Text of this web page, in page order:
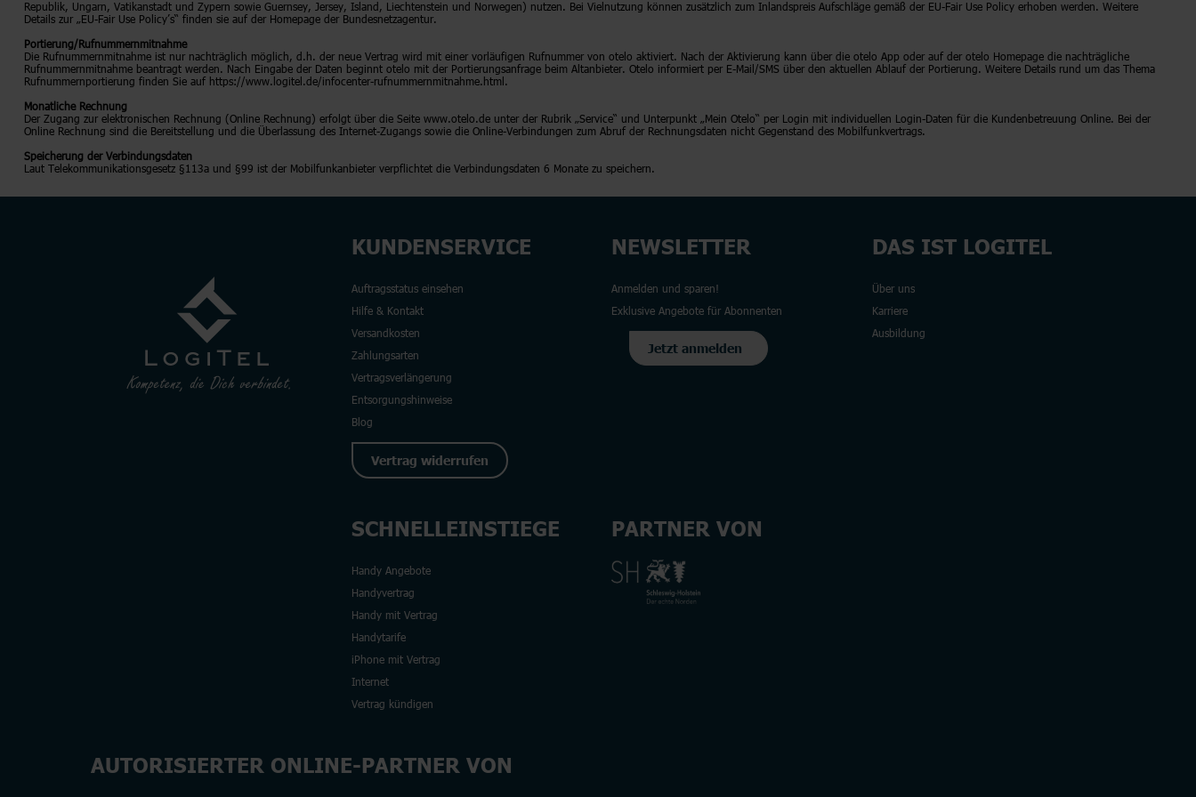
Republik, Ungarn, Vatikanstadt und Zypern sowie Guernsey, Jersey, Island, Liechtenstein und Norwegen) nutzen. Bei Vielnutzung können zusätzlich zum Inlandspreis Aufschläge gemäß der EU-Fair Use Policy erhoben werden. Weitere
Details zur „EU-Fair Use Policy’s“ finden sie auf der Homepage der Bundesnetzagentur.
Portierung/Rufnummernmitnahme
Die Rufnummernmitnahme ist nur nachträglich möglich, d.h. der neue Vertrag wird mit einer vorläufigen Rufnummer von otelo aktiviert. Nach der Aktivierung kann über die otelo App oder auf der otelo Homepage die nachträgliche
Rufnummernmitnahme beantragt werden. Nach Eingabe der Daten beginnt otelo mit der Portierungsanfrage beim Altanbieter. Otelo informiert per E-Mail/SMS über den aktuellen Ablauf der Portierung. Weitere Details rund um das Thema
Rufnummernportierung finden Sie auf https://www.logitel.de/infocenter-rufnummernmitnahme.html.
Monatliche Rechnung
Der Zugang zur elektronischen Rechnung (Online Rechnung) erfolgt über die Seite www.otelo.de unter der Rubrik „Service“ und Unterpunkt „Mein Otelo“ per Login mit individuellen Login-Daten für die Kundenbetreuung Online. Bei der
Online Rechnung sind die Bereitstellung und die Überlassung des Internet-Zugangs sowie die Online-Verbindungen zum Abruf der Rechnungsdaten nicht Gegenstand des Mobilfunkvertrags.
Speicherung der Verbindungsdaten
Laut Telekommunikationsgesetz §113a und §99 ist der Mobilfunkanbieter verpflichtet die Verbindungsdaten 6 Monate zu speichern.
KUNDENSERVICE
Auftragsstatus einsehen
Hilfe & Kontakt
Versandkosten
Zahlungsarten
Vertragsverlängerung
Entsorgungshinweise
Blog
Vertrag widerrufen
NEWSLETTER
Anmelden und sparen!
Exklusive Angebote für Abonnenten
Jetzt anmelden
DAS IST LOGITEL
Über uns
Karriere
Ausbildung
SCHNELLEINSTIEGE
Handy Angebote
Handyvertrag
Handy mit Vertrag
Handytarife
iPhone mit Vertrag
Internet
Vertrag kündigen
PARTNER VON
AUTORISIERTER ONLINE-PARTNER VON